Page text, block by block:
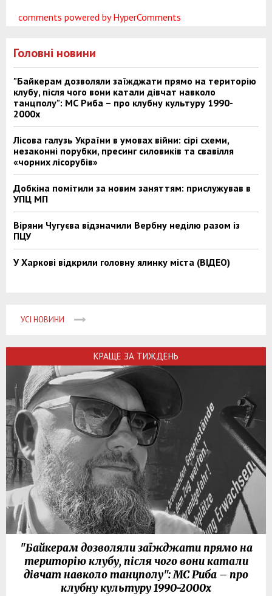
comments powered by HyperComments
Головні новини
"Байкерам дозволяли заїжджати прямо на територію
клубу, після чого вони катали дівчат навколо
танцполу": МС Риба – про клубну культуру 1990-
2000х
Лісова галузь України в умовах війни: сірі схеми,
незаконні порубки, пресинг силовиків та свавілля
«чорних лісорубів»
Добкіна помітили за новим заняттям: прислужував в
УПЦ МП
Віряни Чугуєва відзначили Вербну неділю разом із
ПЦУ
У Харкові відкрили головну ялинку міста (ВІДЕО)
УСІ НОВИНИ
КРАЩЕ ЗА ТИЖДЕНЬ
"Байкерам дозволяли заїжджати прямо на
територію клубу, після чого вони катали
дівчат навколо танцполу": МС Риба – про
клубну культуру 1990-2000х